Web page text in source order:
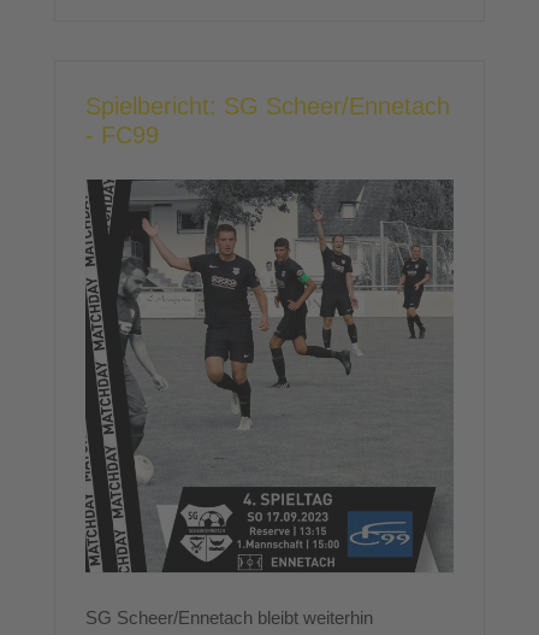
Spielbericht: SG Scheer/Ennetach
- FC99
SG Scheer/Ennetach bleibt weiterhin